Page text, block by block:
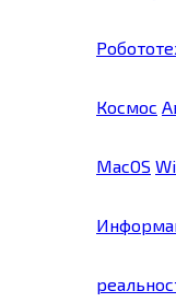
Космос
MacOS